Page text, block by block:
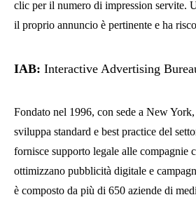
clic per il numero di impression servite.
il proprio annuncio è pertinente e ha
IAB: Interactive Advertising
Fondato nel 1996, con sede a New
sviluppa standard e best practice del
fornisce supporto legale alle compagnie
ottimizzano pubblicità digitale e
è composto da più di 650 aziende di